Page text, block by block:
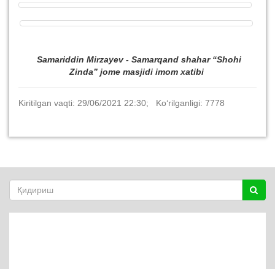
Samariddin Mirzayev - Samarqand shahar “Shohi
Zinda” jome masjidi imom xatibi
Kiritilgan vaqti: 29/06/2021 22:30; Ko‘rilganligi: 7778